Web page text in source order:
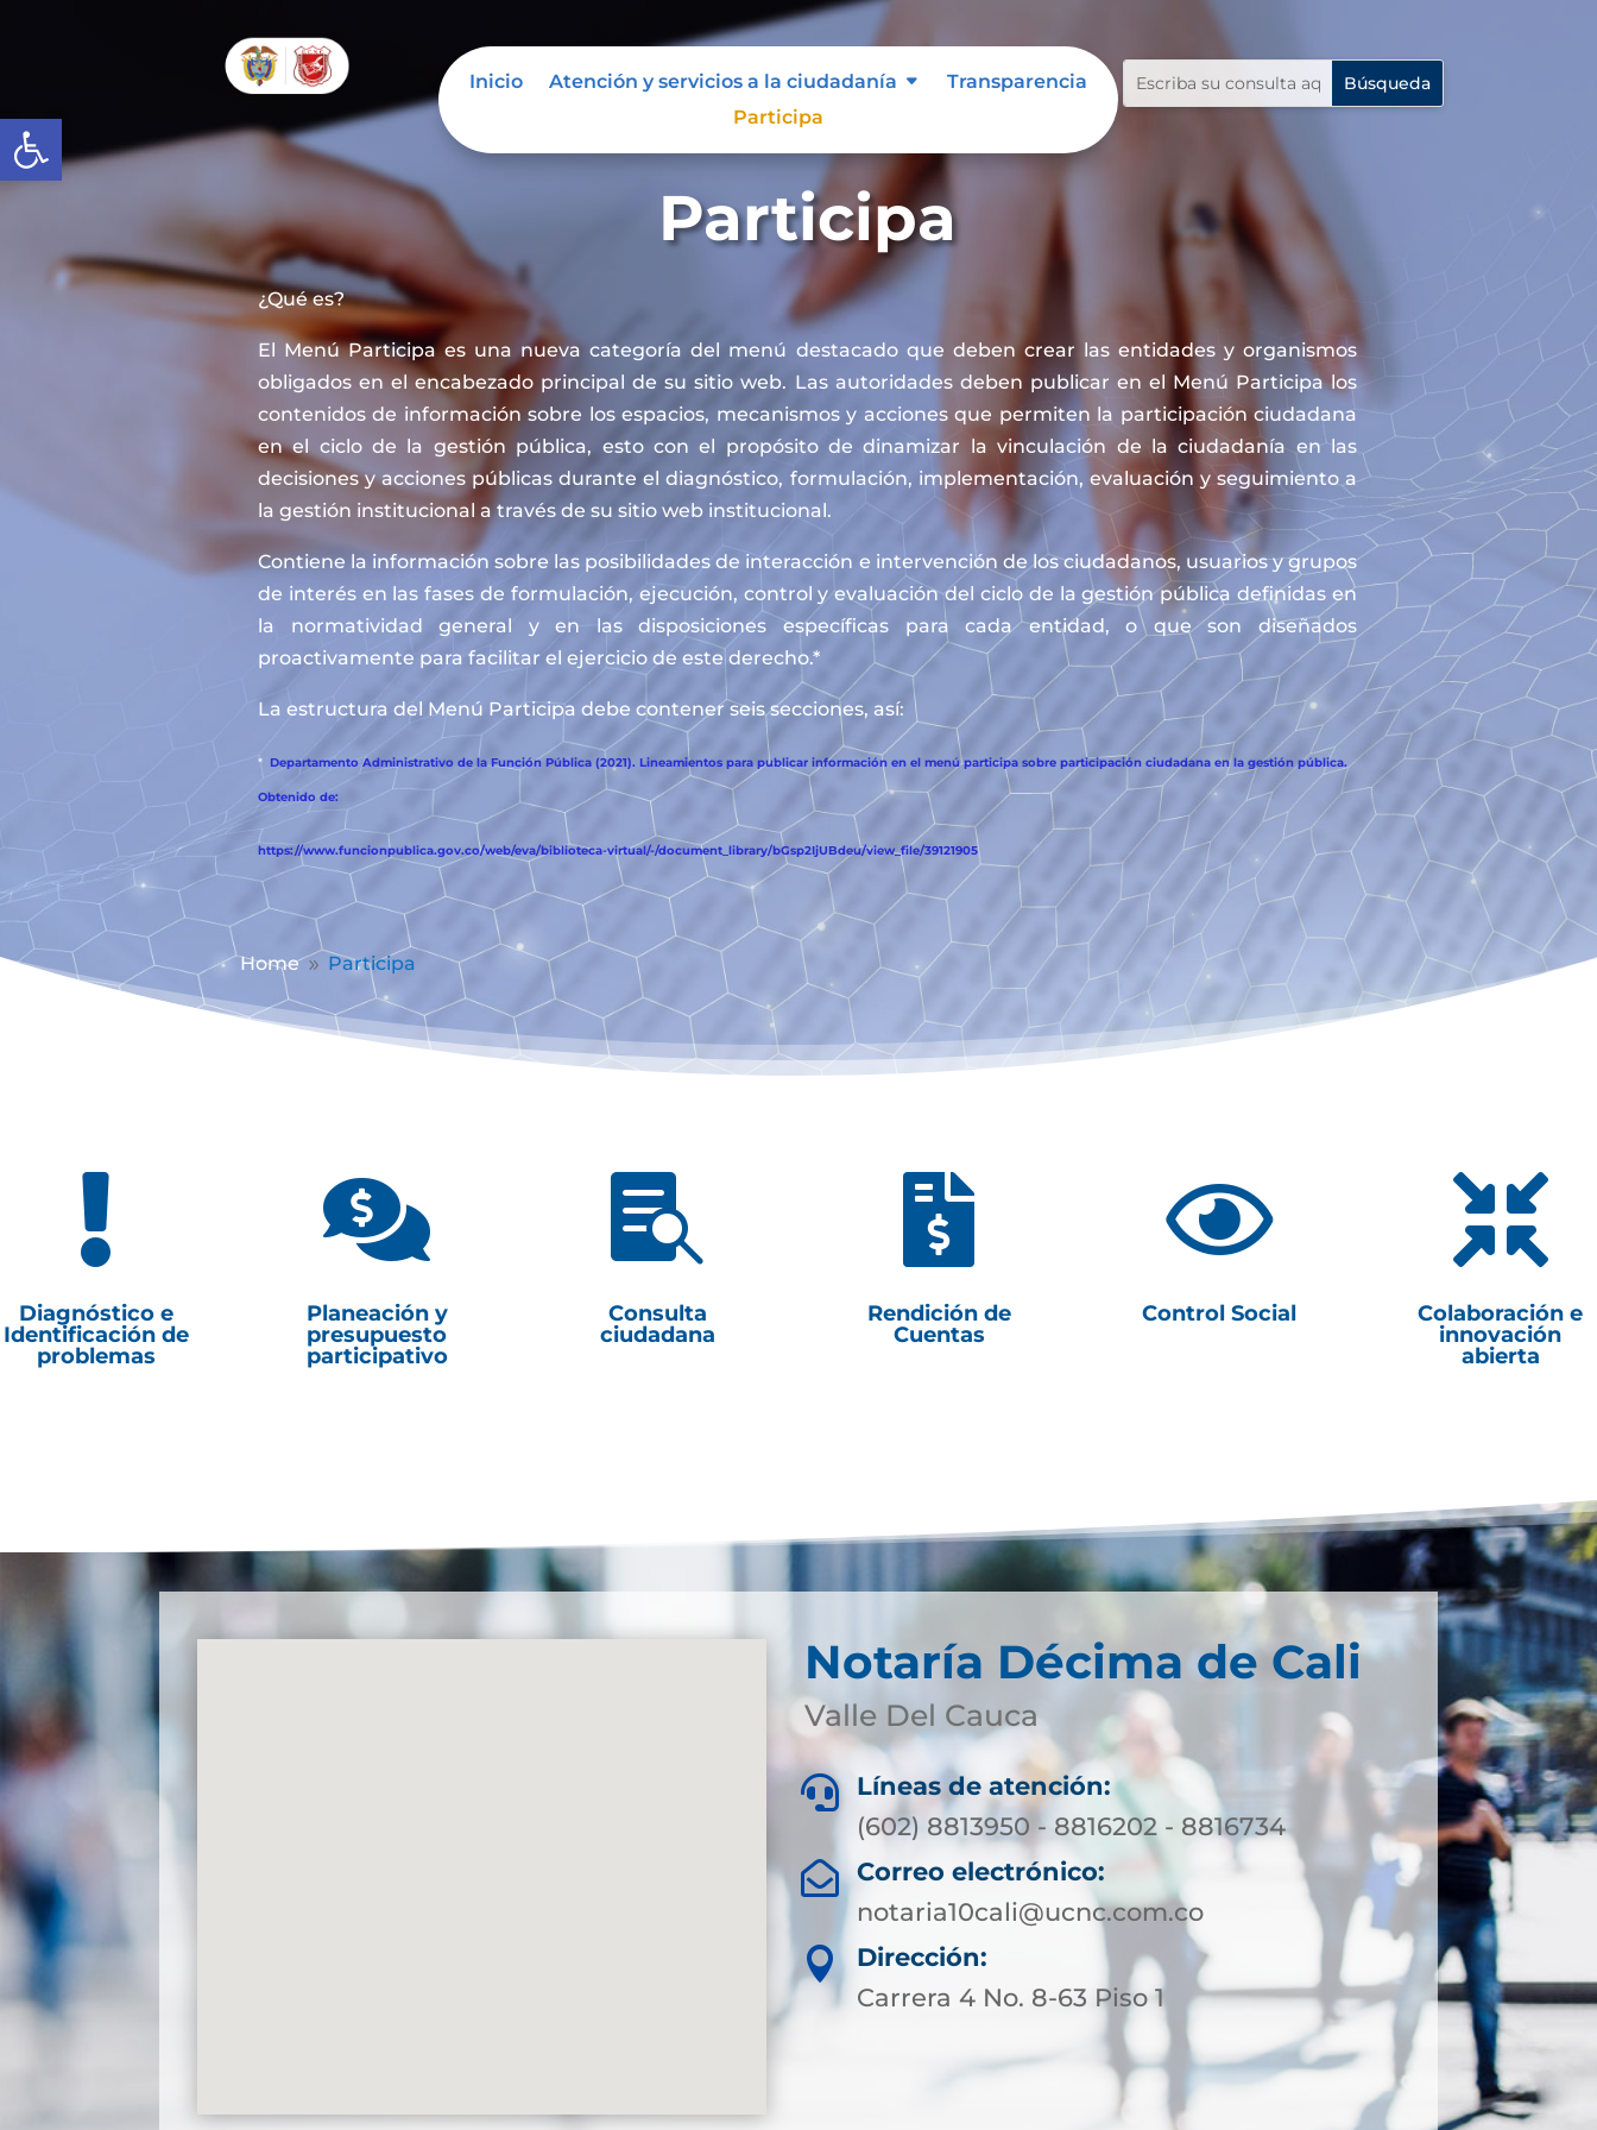
Abrir barra de herramientas
Inicio Atención y servicios a la ciudadanía
Transparencia
Participa
Participa
¿Qué es?
El Menú Participa es una nueva categoría del menú destacado que deben crear las entidades y organismos
obligados en el encabezado principal de su sitio web. Las autoridades deben publicar en el Menú Participa los
contenidos de información sobre los espacios, mecanismos y acciones que permiten la participación ciudadana
en el ciclo de la gestión pública, esto con el propósito de dinamizar la vinculación de la ciudadanía en las
decisiones y acciones públicas durante el diagnóstico, formulación, implementación, evaluación y seguimiento a
la gestión institucional a través de su sitio web institucional.
Contiene la información sobre las posibilidades de interacción e intervención de los ciudadanos, usuarios y grupos
de interés en las fases de formulación, ejecución, control y evaluación del ciclo de la gestión pública definidas en
la normatividad general y en las disposiciones específicas para cada entidad, o que son diseñados
proactivamente para facilitar el ejercicio de este derecho.*
La estructura del Menú Participa debe contener seis secciones, así:
* Departamento Administrativo de la Función Pública (2021). Lineamientos para publicar información en el menú participa sobre participación ciudadana en la gestión pública.
Obtenido de:
https://www.funcionpublica.gov.co/web/eva/biblioteca-virtual/-/document_library/bGsp2IjUBdeu/view_file/39121905
Home 9 Participa

Diagnóstico e
Identificación de
problemas

Planeación y
presupuesto
participativo

Consulta
ciudadana

Rendición de
Cuentas

Control Social

Colaboración e
innovación
abierta
Notaría Décima de Cali
Valle Del Cauca

Líneas de atención:
(602) 8813950 - 8816202 - 8816734
 Correo electrónico:
notaria10cali@ucnc.com.co

Dirección:
Carrera 4 No. 8-63 Piso 1